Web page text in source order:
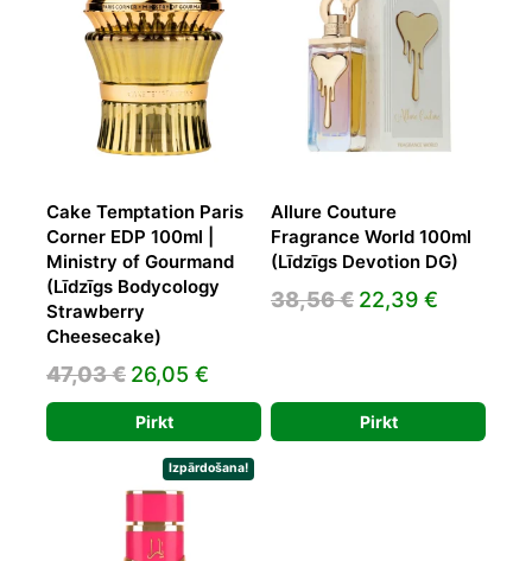
Cake Temptation Paris
Corner EDP 100ml |
Ministry of Gourmand
(Līdzīgs Bodycology
Strawberry
Cheesecake)
47,03€ Original
price
was:
47,03 €.
26,05 €
price
is:
26,05 €.
Pirkt
Allure Couture
Fragrance World 100ml
(Līdzīgs Devotion DG)
38,56€ Original
22,39 €
Pirkt
Izpārdošana!